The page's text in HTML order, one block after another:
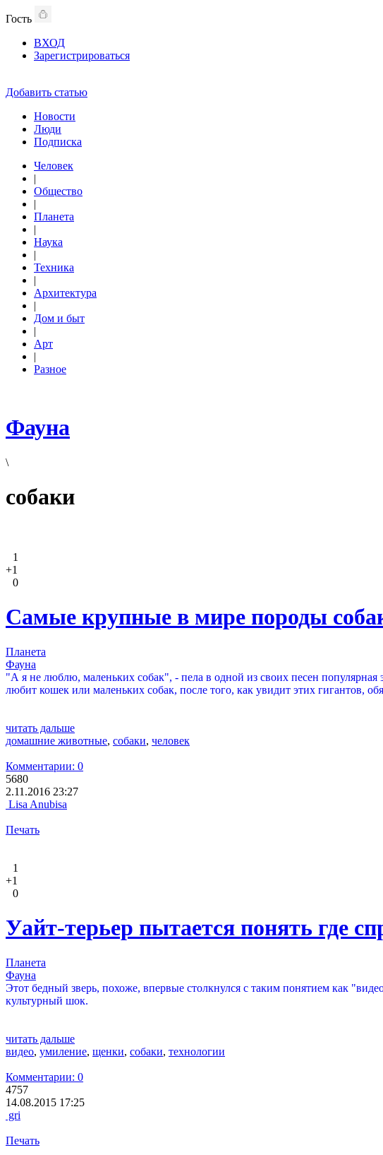
Гость
ВХОД
Зарегистрироваться
Добавить статью
Новости
Люди
Подписка
Человек
|
Общество
|
Планета
|
Наука
|
Техника
|
Архитектура
|
Дом и быт
|
Арт
|
Разное
Фауна
\
собаки
1
+1
0
Самые крупные в мире породы
Планета
Фауна
"А я не люблю, маленьких собак", - пела в одной из своих песен популярная
любит кошек или маленьких собак, после того, как увидит этих гигантов,
читать дальше
домашние животные, собаки, человек
Комментарии: 0
5680
2.11.2016 23:27
Lisa Anubisa
Печать
1
+1
0
Уайт-терьер пытается понять где
Планета
Фауна
Этот бедный зверь, похоже, впервые столкнулся с таким понятием как
культурный шок.
читать дальше
видео, умиление, щенки, собаки, технологии
Комментарии: 0
4757
14.08.2015 17:25
gri
Печать